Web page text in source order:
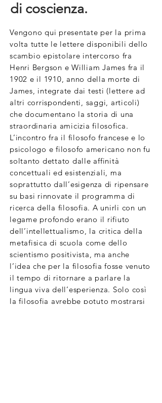
di coscienza.
Vengono qui presentate per la prima
volta tutte le lettere disponibili dello
scambio epistolare intercorso fra
Henri Bergson e William James fra il
1902 e il 1910, anno della morte di
James, integrate dai testi (lettere ad
altri corrispondenti, saggi, articoli)
che documentano la storia di una
straordinaria amicizia filosofica.
L’incontro fra il filosofo francese e lo
psicologo e filosofo americano non fu
soltanto dettato dalle affinità
concettuali ed esistenziali, ma
soprattutto dall’esigenza di ripensare
su basi rinnovate il programma di
ricerca della filosofia. A unirli con un
legame profondo erano il rifiuto
dell’intellettualismo, la critica della
metafisica di scuola come dello
scientismo positivista, ma anche
l’idea che per la filosofia fosse venuto
il tempo di ritornare a parlare la
lingua viva dell’esperienza. Solo così
la filosofia avrebbe potuto mostrarsi